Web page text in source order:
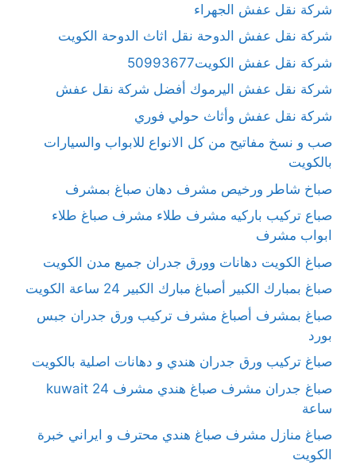
شركة نقل عفش الجهراء
شركة نقل عفش الدوحة نقل اثاث الدوحة الكويت
شركة نقل عفش الكويت50993677
شركة نقل عفش اليرموك أفضل شركة نقل عفش
شركة نقل عفش وأثاث حولي فوري
صب و نسخ مفاتيح من كل الانواع للابواب والسيارات
بالكويت
صباخ شاطر ورخيص مشرف دهان صباغ بمشرف
صباع تركيب باركيه مشرف طلاء مشرف صباغ طلاء
ابواب مشرف
صباغ الكويت دهانات وورق جدران جميع مدن الكويت
صباغ بمبارك الكبير أصباغ مبارك الكبير 24 ساعة الكويت
صباغ بمشرف أصباغ مشرف تركيب ورق جدران جبس
بورد
صباغ تركيب ورق جدران هندي و دهانات اصلية بالكويت
صباغ جدران مشرف صباغ هندي مشرف kuwait 24
ساعة
صباغ منازل مشرف صباغ هندي محترف و ايراني خبرة
الكويت